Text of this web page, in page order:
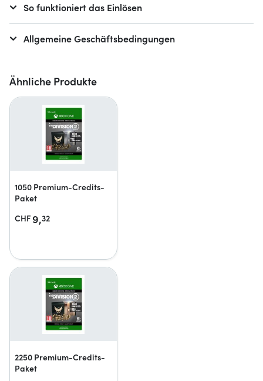
Ähnliche Produkte
1050 Premium-Credits-
Paket
CHF 9,32
2250 Premium-Credits-
Paket
So funktioniert das Einlösen
Allgemeine Geschäftsbedingungen